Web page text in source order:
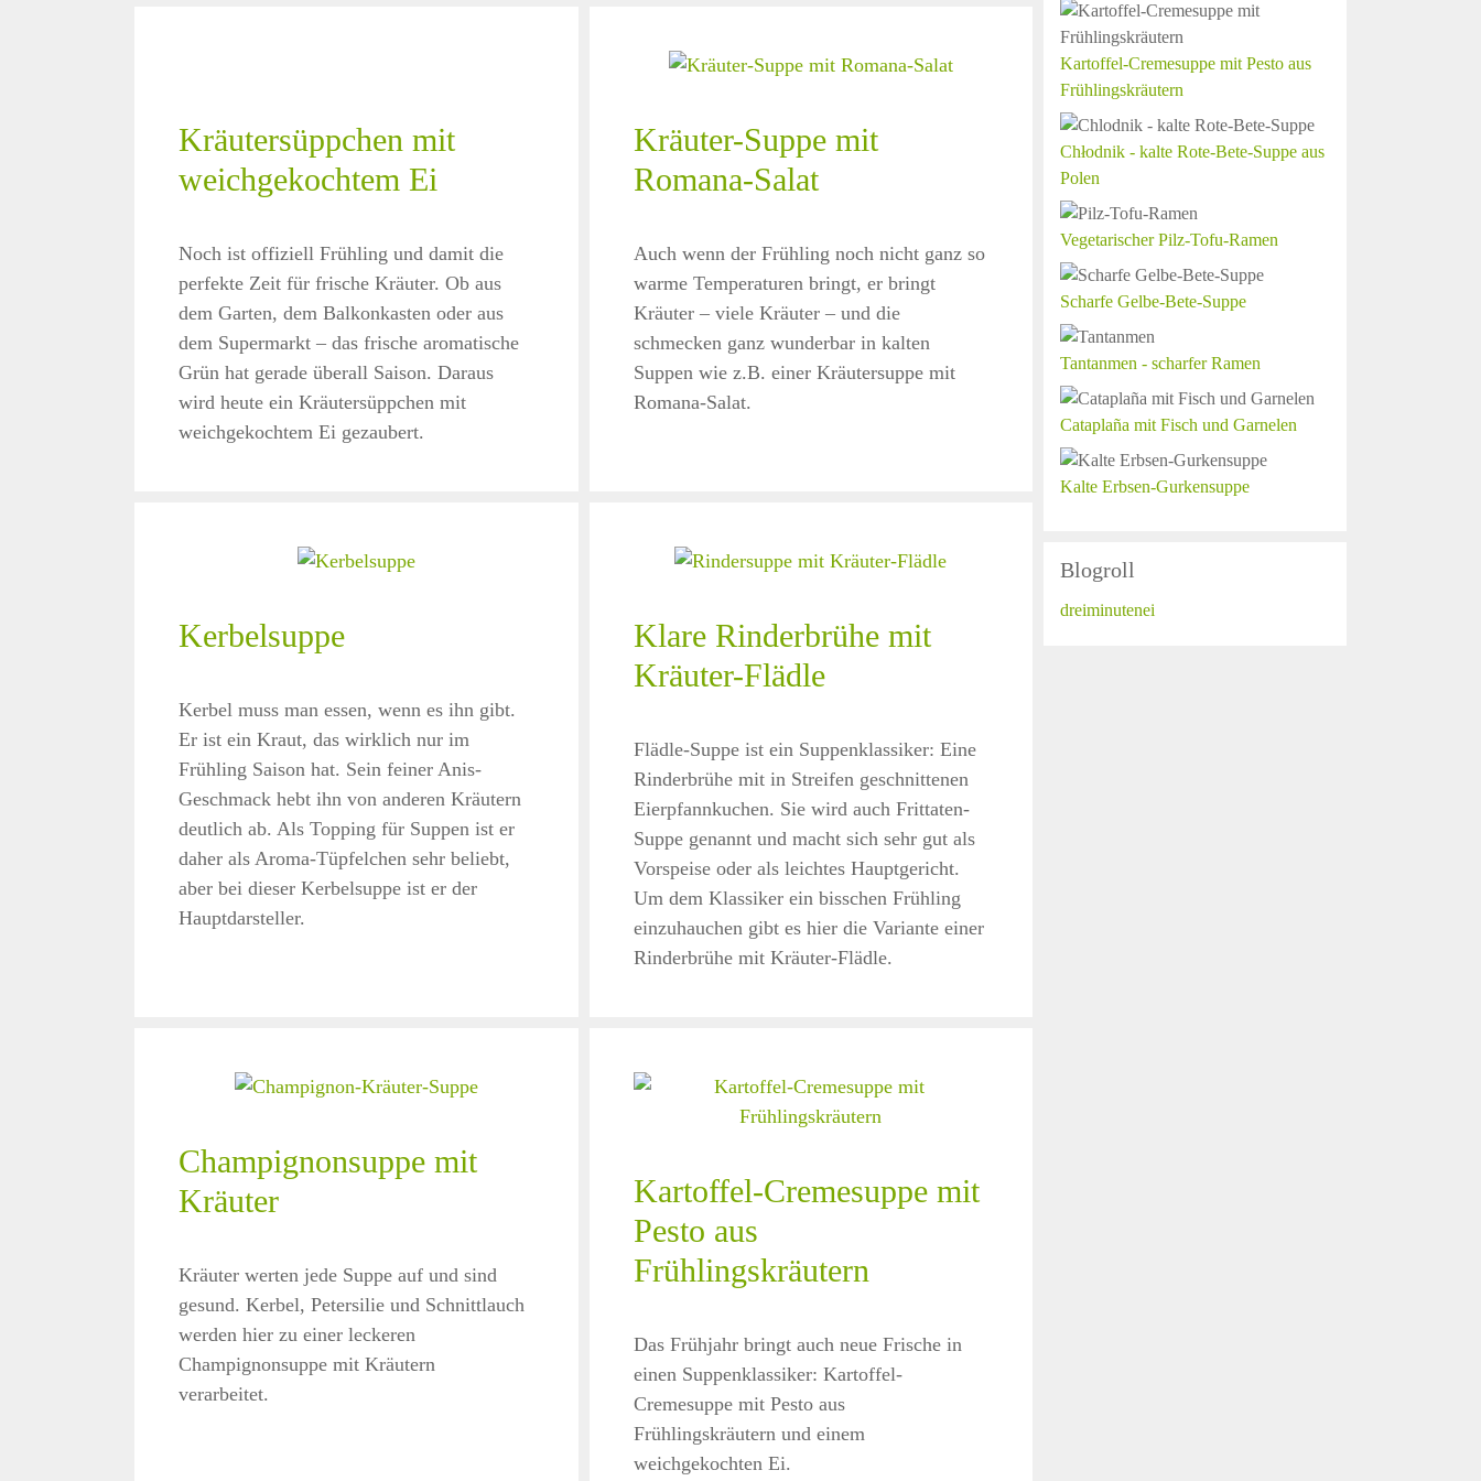
Kräutersüppchen mit
weichgekochtem Ei
Noch ist offiziell Frühling und damit die
perfekte Zeit für frische Kräuter. Ob aus
dem Garten, dem Balkonkasten oder aus
dem Supermarkt – das frische aromatische
Grün hat gerade überall Saison. Daraus
wird heute ein Kräutersüppchen mit
weichgekochtem Ei gezaubert.
Kräuter-Suppe mit
Romana-Salat
Auch wenn der Frühling noch nicht ganz so
warme Temperaturen bringt, er bringt
Kräuter – viele Kräuter – und die
schmecken ganz wunderbar in kalten
Suppen wie z.B. einer Kräutersuppe mit
Romana-Salat.
Kerbelsuppe
Kerbel muss man essen, wenn es ihn gibt.
Er ist ein Kraut, das wirklich nur im
Frühling Saison hat. Sein feiner Anis-
Geschmack hebt ihn von anderen Kräutern
deutlich ab. Als Topping für Suppen ist er
daher als Aroma-Tüpfelchen sehr beliebt,
aber bei dieser Kerbelsuppe ist er der
Hauptdarsteller.
Klare Rinderbrühe mit
Kräuter-Flädle
Flädle-Suppe ist ein Suppenklassiker: Eine
Rinderbrühe mit in Streifen geschnittenen
Eierpfannkuchen. Sie wird auch Frittaten-
Suppe genannt und macht sich sehr gut als
Vorspeise oder als leichtes Hauptgericht.
Um dem Klassiker ein bisschen Frühling
einzuhauchen gibt es hier die Variante einer
Rinderbrühe mit Kräuter-Flädle.
Champignonsuppe mit
Kräuter
Kräuter werten jede Suppe auf und sind
gesund. Kerbel, Petersilie und Schnittlauch
werden hier zu einer leckeren
Champignonsuppe mit Kräutern
verarbeitet.
Kartoffel-Cremesuppe mit
Pesto aus
Frühlingskräutern
Das Frühjahr bringt auch neue Frische in
einen Suppenklassiker: Kartoffel-
Cremesuppe mit Pesto aus
Frühlingskräutern und einem
weichgekochten Ei.
Kartoffel-Cremesuppe mit Pesto aus
Frühlingskräutern
Chłodnik - kalte Rote-Bete-Suppe aus
Polen
Vegetarischer Pilz-Tofu-Ramen
Scharfe Gelbe-Bete-Suppe
Tantanmen - scharfer Ramen
Cataplaña mit Fisch und Garnelen
Kalte Erbsen-Gurkensuppe
Blogroll
dreiminutenei